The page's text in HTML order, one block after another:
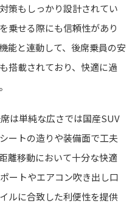
策もしっかり設計されてい
乗せる際にも信頼性があり
能と連動して、後席乗員の安
搭載されており、快適に過
は単純な広さでは国産SUV
ートの造りや装備面で工夫
離移動において十分な快適
ートやエアコン吹き出し口
ルに合致した利便性を提供